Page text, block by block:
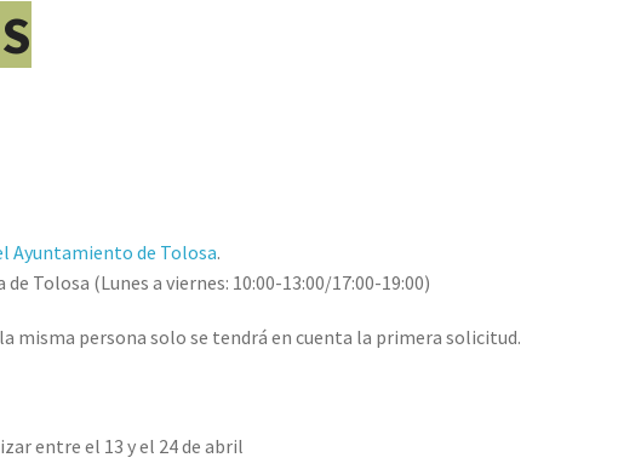
Ayuntamiento de Tolosa.
de Tolosa (Lunes a viernes: 10:00-13:00/17:00-19:00)
misma persona solo se tendrá en cuenta la primera solicitud.
entre el 13 y el 24 de abril